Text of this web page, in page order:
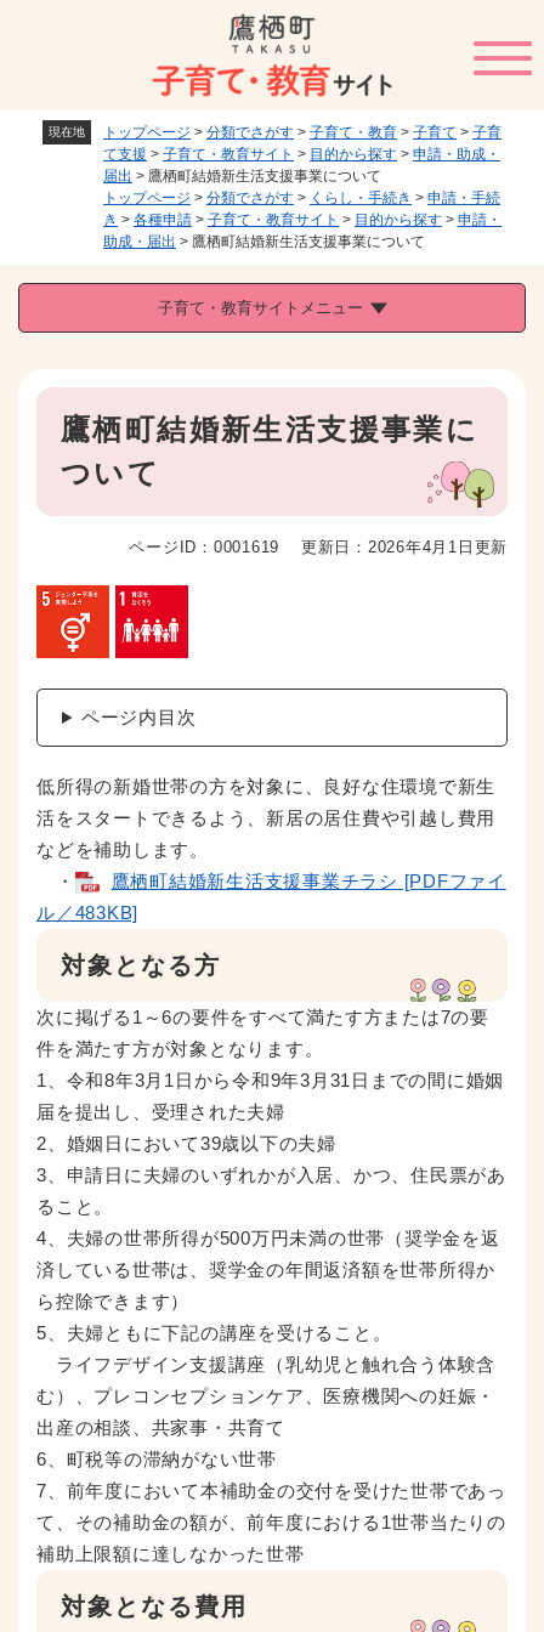
メニューを飛ばして本文へ
現在地 トップページ > 分類でさがす > 子育て・教育 > 子育て > 子育
て支援 > 子育て・教育サイト > 目的から探す > 申請・助成・
届出 > 鷹栖町結婚新生活支援事業について
トップページ > 分類でさがす > くらし・手続き > 申請・手続
き > 各種申請 > 子育て・教育サイト > 目的から探す > 申請・
助成・届出 > 鷹栖町結婚新生活支援事業について
子育て・教育サイトメニュー
本
鷹栖町結婚新生活支援事業に
ついて
ページID：0001619 更新日：2026年4月1日更新
ページ内目次
低所得の新婚世帯の方を対象に、良好な住環境で新生
活をスタートできるよう、新居の居住費や引越し費用
などを補助します。
・
鷹栖町結婚新生活支援事業チラシ [PDFファイ
ル／483KB]
対象となる方
次に掲げる1～6の要件をすべて満たす方または7の要
件を満たす方が対象となります。
1、令和8年3月1日から令和9年3月31日までの間に婚姻
届を提出し、受理された夫婦
2、婚姻日において39歳以下の夫婦
3、申請日に夫婦のいずれかが入居、かつ、住民票があ
ること。
4、夫婦の世帯所得が500万円未満の世帯（奨学金を返
済している世帯は、奨学金の年間返済額を世帯所得か
ら控除できます）
5、夫婦ともに下記の講座を受けること。
ライフデザイン支援講座（乳幼児と触れ合う体験含
む）、プレコンセプションケア、医療機関への妊娠・
出産の相談、共家事・共育て
6、町税等の滞納がない世帯
7、前年度において本補助金の交付を受けた世帯であっ
て、その補助金の額が、前年度における1世帯当たりの
補助上限額に達しなかった世帯
対象となる費用